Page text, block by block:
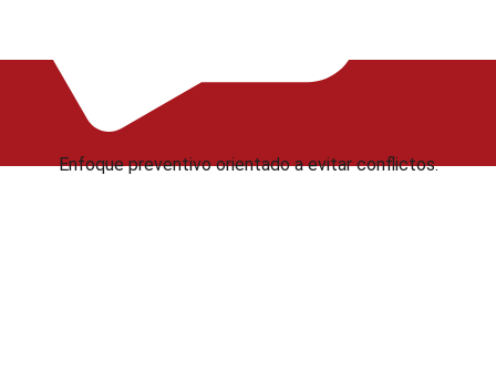
Enfoque preventivo orientado a evitar conflictos.